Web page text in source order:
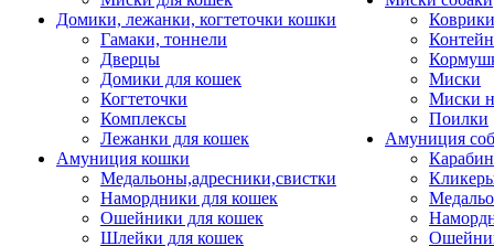
Домики, лежанки, когтеточки кошки
Гамаки, тоннели
Дверцы
Домики для кошек
Когтеточки
Комплексы
Лежанки для кошек
Амуниция кошки
Медальоны,адресники,свистки
Намордники для кошек
Ошейники для кошек
Шлейки для кошек
Миски
Миски
Поилки
Амуниция